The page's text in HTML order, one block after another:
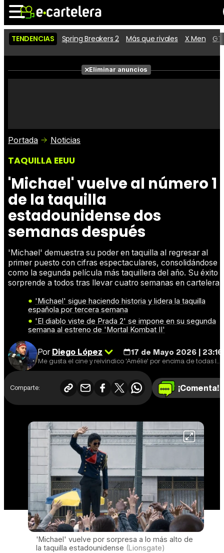
Noticias Cartelera
Películas
Críticas
TENDENCIAS Spring Breakers 2 Más que rivales X Men
Eliminar anuncios
Portada Noticias
TAQUILLA EEUU
'Michael' vuelve al número 1
de la taquilla
estadounidense dos
semanas después
'Michael' demuestra su poder en taquilla al regresar al
primer puesto con cifras espectaculares, consolidándose
como la segunda película más taquillera del año. Su éxito
sorprende a todos tras llevar cuatro semanas en cartelera.
'Michael' sigue haciendo historia y lidera la taquilla
española por tercera semana
'El diablo viste de Prada 2' se impone en su segunda
semana al estreno de 'Mortal Kombat II'
PorDiego López 17 de Mayo 2026 | 23:16
Me gusta el cine y reivindico 'Amélie' por encima de todas las cosas.
Comparte: ¡Comenta!
'Michael' vuelve por sorpresa a lo más alto de
la taquilla estadounidense (Lionsgate)